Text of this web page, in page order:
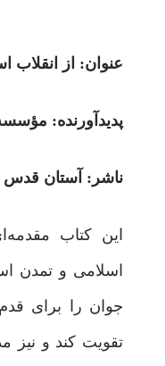
عنوان: از انقلاب
پدیدآورنده:
ناشر: آستان
این کتاب
اسلامی و تمدن
جوان را برای
تقویت کند و نیز